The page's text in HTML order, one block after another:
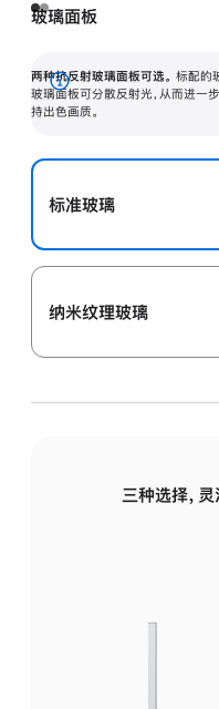
玻璃面板
两种抗反射玻璃面板可选。 标配的
玻璃面板可分散反射光，从而进一
持出色画质。
展
开
标准玻璃
纳米纹理玻璃
三种选择，